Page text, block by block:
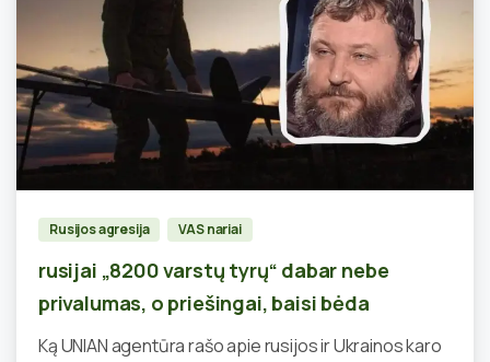
0
Rusijos agresija VAS nariai
rusijai „8200 varstų tyrų“ dabar nebe
privalumas, o priešingai, baisi bėda
Ką UNIAN agentūra rašo apie rusijos ir Ukrainos karo